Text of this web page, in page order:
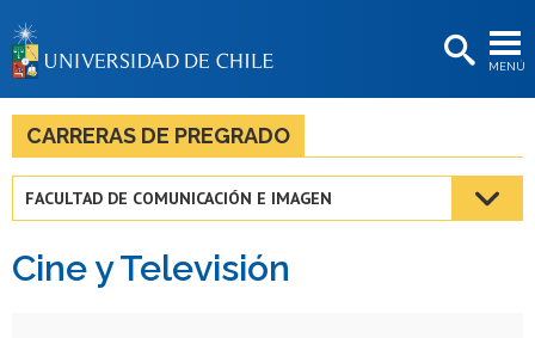
MENÚ
BIBLIOTECAS
LA UNIVERSIDAD
Estudiantes
Académicas/os
CARRERAS DE PREGRADO
FACULTAD DE COMUNICACIÓN E IMAGEN
Cine y Televisión